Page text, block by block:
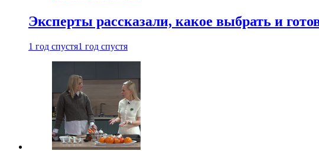
Эксперты рассказали, какое выбрать и
1 год спустя1 год спустя